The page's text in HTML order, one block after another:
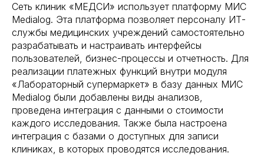
Сеть клиник «МЕДСИ» использует платформу МИС
Medialog. Эта платформа позволяет персоналу ИТ-
службы медицинских учреждений самостоятельно
разрабатывать и настраивать интерфейсы
пользователей, бизнес-процессы и отчетность. Для
реализации платежных функций внутри модуля
«Лабораторный супермаркет» в базу данных МИС
Medialog были добавлены виды анализов,
проведена интеграция с данными о стоимости
каждого исследования. Также была настроена
интеграция с базами о доступных для записи
клиниках, в которых проводятся исследования.